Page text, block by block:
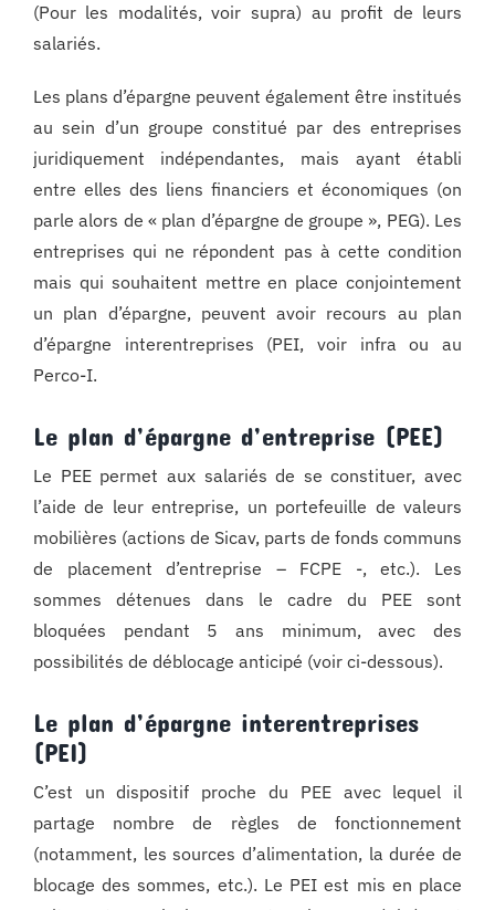
(Pour les modalités, voir supra) au profit de leurs
salariés.
Les plans d’épargne peuvent également être institués
au sein d’un groupe constitué par des entreprises
juridiquement indépendantes, mais ayant établi
entre elles des liens financiers et économiques (on
parle alors de « plan d’épargne de groupe », PEG). Les
entreprises qui ne répondent pas à cette condition
mais qui souhaitent mettre en place conjointement
un plan d’épargne, peuvent avoir recours au plan
d’épargne interentreprises (PEI, voir infra ou au
Perco-I.
Le plan d’épargne d’entreprise (PEE)
Le PEE permet aux salariés de se constituer, avec
l’aide de leur entreprise, un portefeuille de valeurs
mobilières (actions de Sicav, parts de fonds communs
de placement d’entreprise – FCPE -, etc.). Les
sommes détenues dans le cadre du PEE sont
bloquées pendant 5 ans minimum, avec des
possibilités de déblocage anticipé (voir ci-dessous).
Le plan d’épargne interentreprises
(PEI)
C’est un dispositif proche du PEE avec lequel il
partage nombre de règles de fonctionnement
(notamment, les sources d’alimentation, la durée de
blocage des sommes, etc.). Le PEI est mis en place